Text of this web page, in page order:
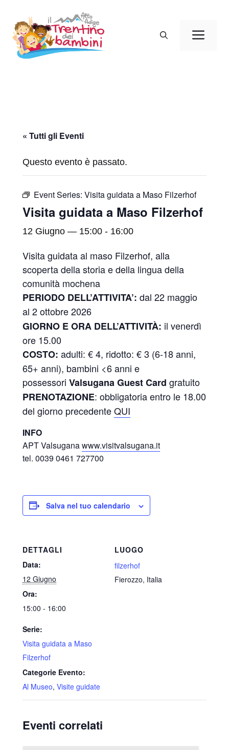
contenuto
« Tutti gli Eventi
Questo evento è passato.
Event Series: Visita guidata a Maso Filzerhof
Visita guidata a Maso Filzerhof
12 Giugno — 15:00 - 16:00
Visita guidata al maso Filzerhof, alla
scoperta della storia e della lingua della
comunità mochena
PERIODO DELL’ATTIVITA’: dal 22 maggio
al 2 ottobre2026
GIORNO E ORA DELL’ATTIVITÀ: il venerdì
ore 15.00
COSTO: adulti: € 4, ridotto: € 3 (6-18 anni,
65+ anni), bambini <6 anni e
possessori Valsugana Guest Card gratuito
PRENOTAZIONE: obbligatoria entro le 18.00
del giorno precedenteQUI
INFO
APT Valsuganawww.visitvalsugana.it
tel. 0039 0461 727700
Salva nel tuo calendario
DETTAGLI
Data:
12 Giugno
Ora:
15:00 - 16:00
Serie:
Visita guidata a Maso
Filzerhof
Categorie Evento:
Al Museo, Visite guidate
LUOGO
filzerhof
Fierozzo, Italia
Eventi correlati